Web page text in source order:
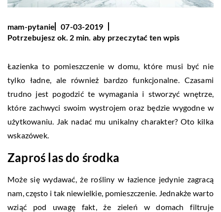
mam-pytanie
07-03-2019
Potrzebujesz ok. 2 min. aby przeczytać ten wpis
Łazienka to pomieszczenie w domu, które musi być nie
tylko ładne, ale również bardzo funkcjonalne. Czasami
trudno jest pogodzić te wymagania i stworzyć wnętrze,
które zachwyci swoim wystrojem oraz będzie wygodne w
użytkowaniu. Jak nadać mu unikalny charakter? Oto kilka
wskazówek.
Zaproś las do środka
Może się wydawać, że rośliny w łazience jedynie zagracą
nam, często i tak niewielkie, pomieszczenie. Jednakże warto
wziąć pod uwagę fakt, że zieleń w domach filtruje